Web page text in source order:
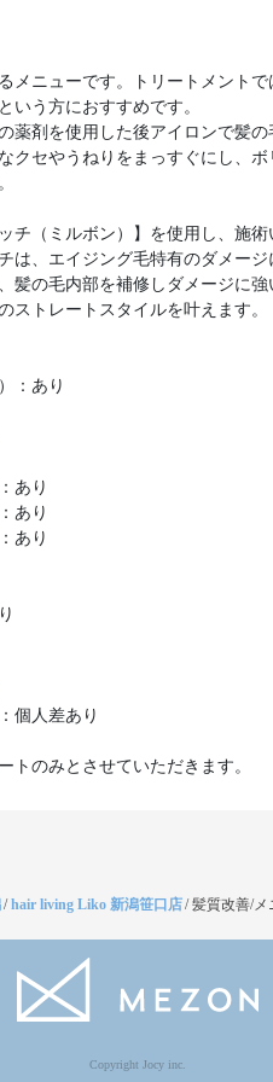
メニューです。トリートメント
いう方におすすめです。
薬剤を使用した後アイロンで髪
クセやうねりをまっすぐにし、
チ（ミルボン）】を使用し、施術
は、エイジング毛特有のダメージ
髪の毛内部を補修しダメージに
ストレートスタイルを叶えます。
：あり
あり
あり
あり
個人差あり
トのみとさせていただきます。
/hair living Liko 新潟笹口店/髪質改善/メ
Copyright Jocy inc.